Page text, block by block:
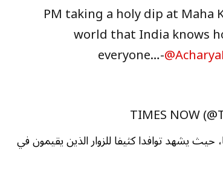
PM taking a holy dip at Maha
world that India knows
everyone…-
مرة كل 12 عاما ويستمر 45 يوما، حيث يشهد توافدا كثيفا للزوار الذين يقيمون في